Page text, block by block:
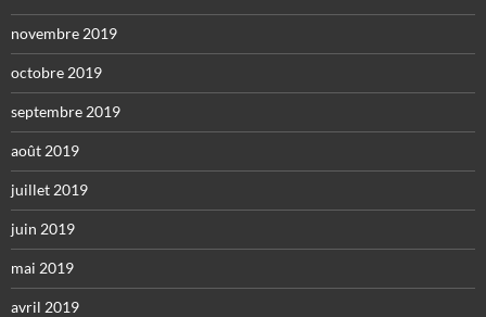
novembre 2019
octobre 2019
septembre 2019
août 2019
juillet 2019
juin 2019
mai 2019
avril 2019